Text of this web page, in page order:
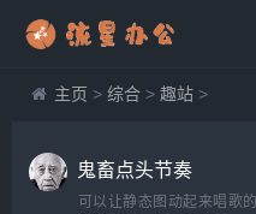
主页 > 综合 > 趣站 >
鬼畜点头节奏
可以让静态图动起来唱歌的